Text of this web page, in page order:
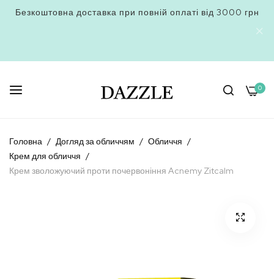
Безкоштовна доставка при повній оплаті від 3000 грн
0
to
Content
Головна Догляд за обличчям
Обличчя
Крем для обличчя
Крем зволожуючий проти почервоніння Acnemy Zitcalm